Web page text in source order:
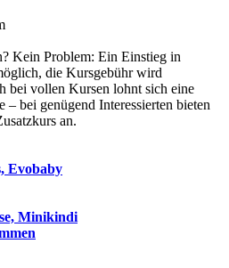
Kein Problem: Ein Einstieg in
die Kursgebühr wird
bei vollen Kursen lohnt sich eine
bei genügend Interessierten bieten
an.
Evobaby
Minikindi